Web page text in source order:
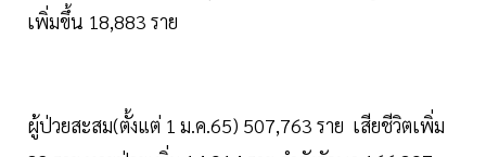
เพิ่มขึ้น 18,883 ราย
ผู้ป่วยสะสม(ตั้งแต่ 1 ม.ค.65) 507,763 ราย เสียชีวิตเพิ่ม